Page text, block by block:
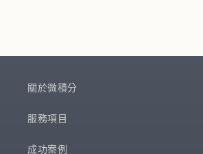
關於微積分
服務項目
成功案例